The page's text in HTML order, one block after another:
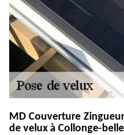
MD Couverture
de velux à Collonge-